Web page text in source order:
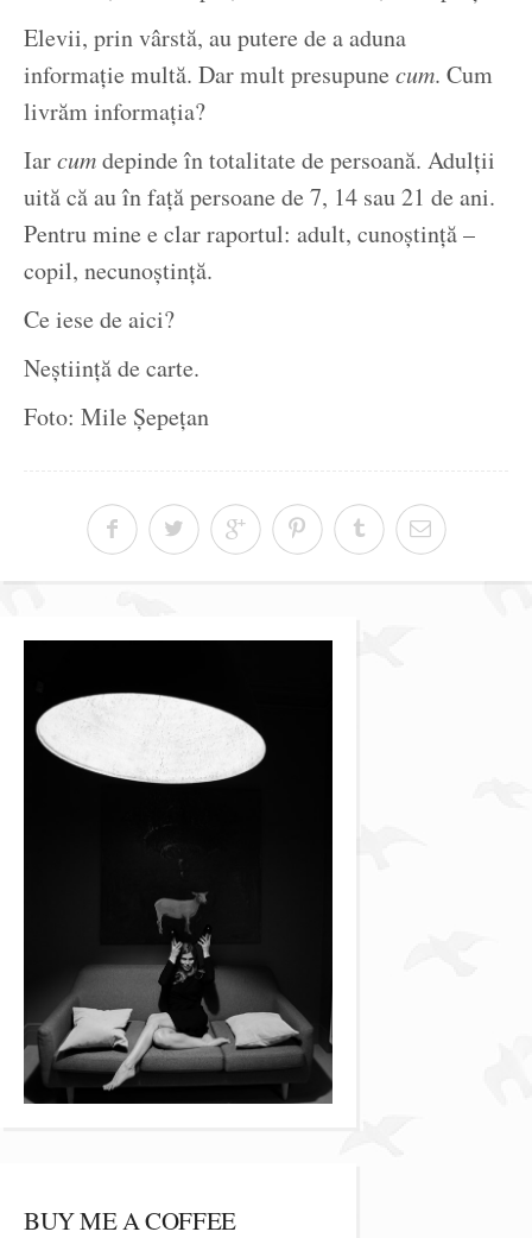
Elevii, prin vârstă, au putere de a aduna
informație multă. Dar mult presupune cum. Cum
livrăm informația?
Iarcumdepinde în totalitate de persoană. Adulții
uită că au în față persoane de 7, 14 sau 21 de ani.
Pentru mine e clar raportul: adult, cunoștință –
copil, necunoștință.
Ce iese de aici?
Neștiință de carte.
Foto: Mile Șepețan
BUY ME A COFFEE